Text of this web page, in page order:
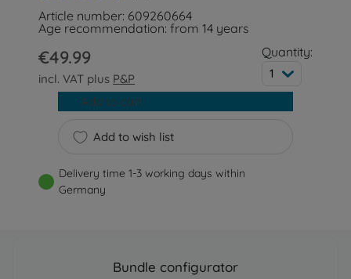
Article number: 609260664
Age recommendation: from 14 years
€49.99
incl. VAT plus P&P
Quantity:
1
Add to wish list
Add to cart
Delivery time 1-3 working days within
Germany
Bundle configurator